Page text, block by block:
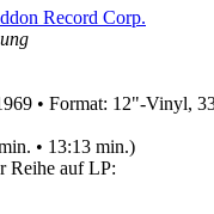
Record Corp.
• Format: 12"-Vinyl,
• 13:13 min.)
Reihe auf LP: